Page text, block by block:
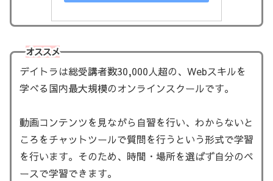
オススメ
デイトラは総受講者数30,000人超の、Webスキルを
学べる国内最大規模のオンラインスクールです。
動画コンテンツを見ながら自習を行い、わからないと
ころをチャットツールで質問を行うという形式で学習
を行います。そのため、時間・場所を選ばず自分のペ
ースで学習できます。